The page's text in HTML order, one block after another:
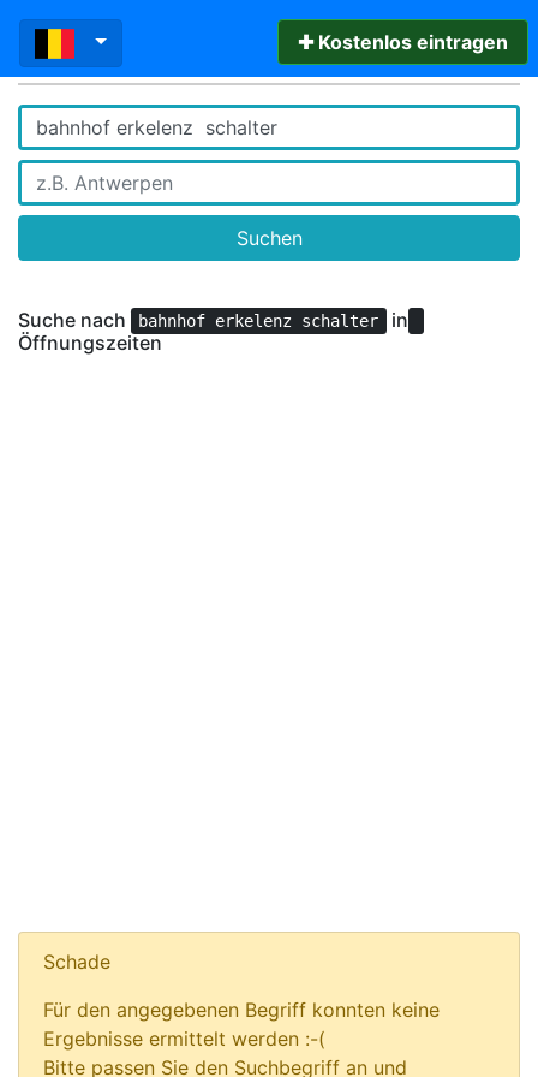
✚ Kostenlos eintragen
Suchen
Suche nach bahnhof erkelenz schalter
in
Öffnungszeiten
Schade
Für den angegebenen Begriff konnten keine
Ergebnisse ermittelt werden :-(
Bitte passen Sie den Suchbegriff an und